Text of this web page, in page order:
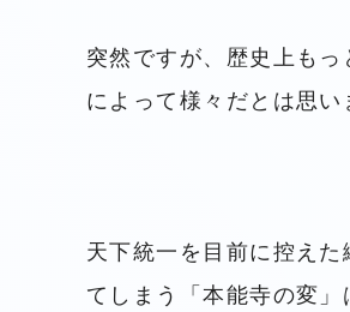
突然ですが、歴史上も
によって様々だとは思い
天下統一を目前に控え
てしまう「本能寺の変